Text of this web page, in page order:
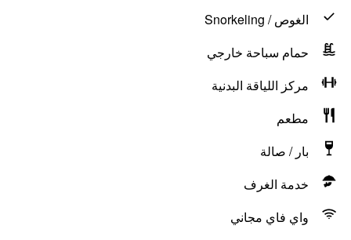
الغوص / Snorkeling
حمام سباحة خارجي
مركز اللياقة البدنية
مطعم
بار / صالة
خدمة الغرف
واي فاي مجاني